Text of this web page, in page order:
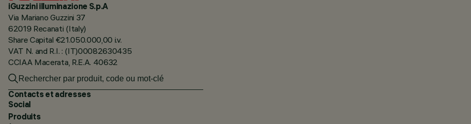
iGuzzini illuminazione S.p.A
Via Mariano Guzzini 37
62019 Recanati (Italy)
Share Capital €21.050.000,00 i.v.
VAT N. and R.I. : (IT)00082630435
CCIAA Macerata, R.E.A. 40632
Contacts et adresses
Social
Produits